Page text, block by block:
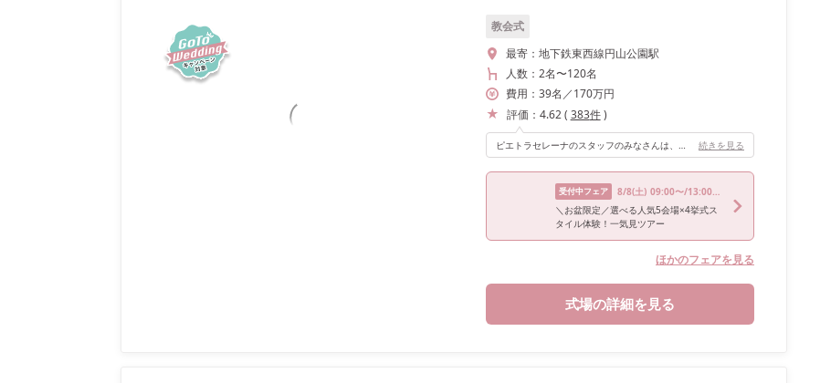
教会式
最寄： 地下鉄東西線円山公園駅
人数： 2名〜120名
費用： 39名 ／170万円
評価： 4.62( 383件)
ピエトラセレーナのスタッフのみなさんは、演出や気遣いがとても素晴らしいです！ お料理もできたて熱々でとってもおいしいです！ サプライズにも協力してくれる心強いスタッフさんばかりで、必ず最高のパーティーにしてくれます！ プランナーさんが本当にステキな方で、打ち合わせに行くのがいつも楽しみでした！ 続きを見る
受付中フェア 8/8(土) 09:00〜/13:00〜/16:30〜
＼お盆限定／選べる人気5会場×4挙式ス
タイル体験！一気見ツアー
ほかのフェアを見る
式場の詳細を見る